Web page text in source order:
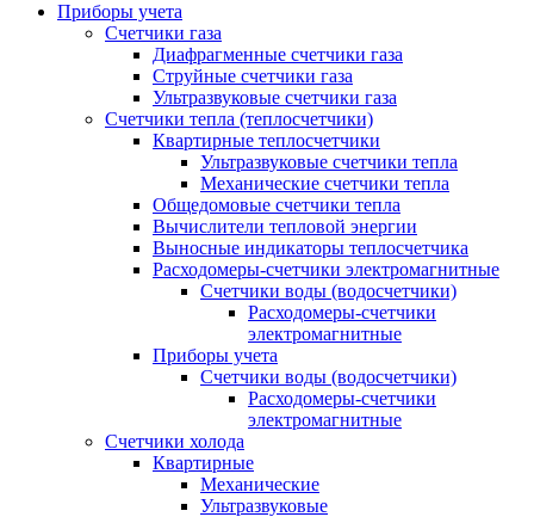
Приборы учета
Счетчики газа
Диафрагменные счетчики газа
Струйные счетчики газа
Ультразвуковые счетчики газа
Счетчики тепла (теплосчетчики)
Квартирные теплосчетчики
Ультразвуковые счетчики тепла
Механические счетчики тепла
Общедомовые счетчики тепла
Вычислители тепловой энергии
Выносные индикаторы теплосчетчика
Расходомеры-счетчики электромагнитные
Счетчики воды (водосчетчики)
Расходомеры-счетчики
электромагнитные
Приборы учета
Счетчики воды (водосчетчики)
Расходомеры-счетчики
электромагнитные
Счетчики холода
Квартирные
Механические
Ультразвуковые